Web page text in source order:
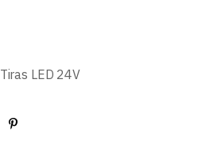
Tiras LED 24V